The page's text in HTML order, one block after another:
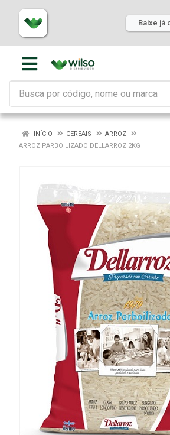
Baixe já
INÍCIO CEREAIS
ARROZ
ARROZ PARBOILIZADO DELLARROZ 2KG